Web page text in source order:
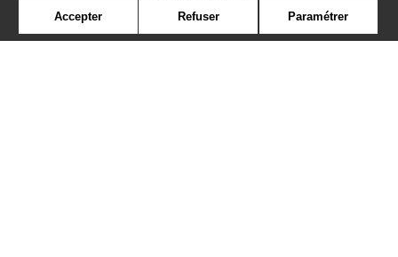
Accepter Refuser Paramétrer